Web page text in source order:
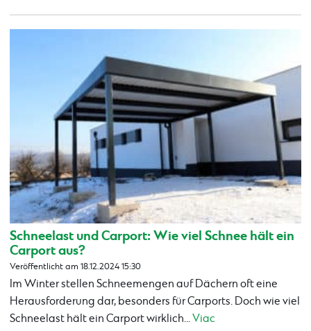
Schneelast und Carport: Wie viel Schnee hält ein
Carport aus?
Veröffentlicht am 18.12.2024 15:30
Im Winter stellen Schneemengen auf Dächern oft eine
Herausforderung dar, besonders für Carports. Doch wie viel
Schneelast hält ein Carport wirklich...Viac